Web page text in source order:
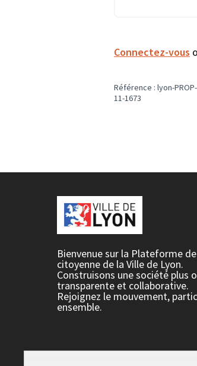
Connectez-vous
Référence : lyon-
11-1673
Bienvenue sur la Plateforme
citoyenne de la Ville de Lyon.
Construisons une société plus
transparente et collaborative.
Rejoignez le mouvement,
ensemble.